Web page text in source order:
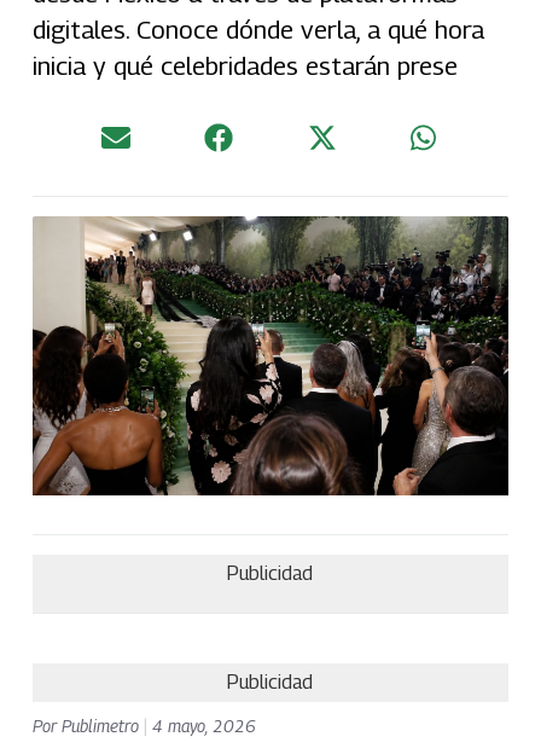
digitales. Conoce dónde verla, a qué hora
inicia y qué celebridades estarán prese
Publicidad
Publicidad
PorPublimetro 4 mayo, 2026